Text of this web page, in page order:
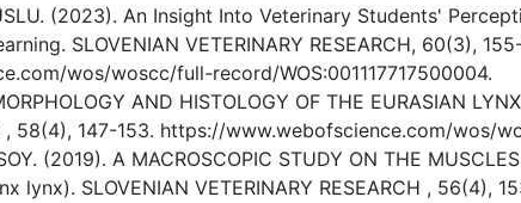
(2023). An Insight Into Veterinary Students'
SLOVENIAN VETERINARY RESEARCH, 60(3),
wos/woscc/full-record/WOS:001117717500004.
AND HISTOLOGY OF THE EURASIAN
, 58(4), 147-153. https://www.webofscience.com/wos/
(2019). A MACROSCOPIC STUDY ON THE
lynx). SLOVENIAN VETERINARY RESEARCH , 56(4),